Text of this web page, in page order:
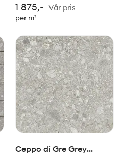
1 875,- Vår pris
per m²
Ceppo di Gre Grey